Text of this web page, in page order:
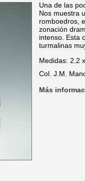
Una de las
Nos muestra
romboedros,
zonación
intenso. Esta
turmalinas
Medidas: 2.2
Col. J.M.
Más